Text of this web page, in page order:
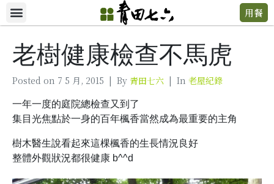
用餐
老樹健康檢查不馬虎
Posted on 7 5 月, 2015 By 青田七六 In 老屋紀錄
一年一度的庭院總檢查又到了
集目光焦點於一身的百年楓香當然成為最重要的主角
樹木醫生說看起來這棵楓香的生長情況良好
整體外觀狀況都很健康 b^^d